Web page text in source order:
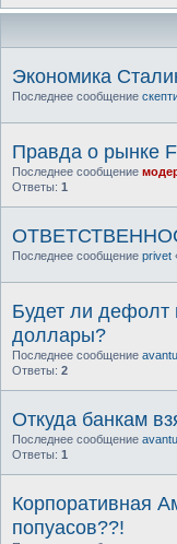
Экономика
Последнее сообщение
Правда о рынке
Последнее сообщение
Ответы: 1
Последнее сообщение privet
Будет ли дефолт
доллары?
Последнее сообщение
Ответы: 2
Откуда банкам
Последнее сообщение
Ответы: 1
Корпоративная
попуасов??!